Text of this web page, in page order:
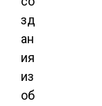
зд
ан
ия
из
об